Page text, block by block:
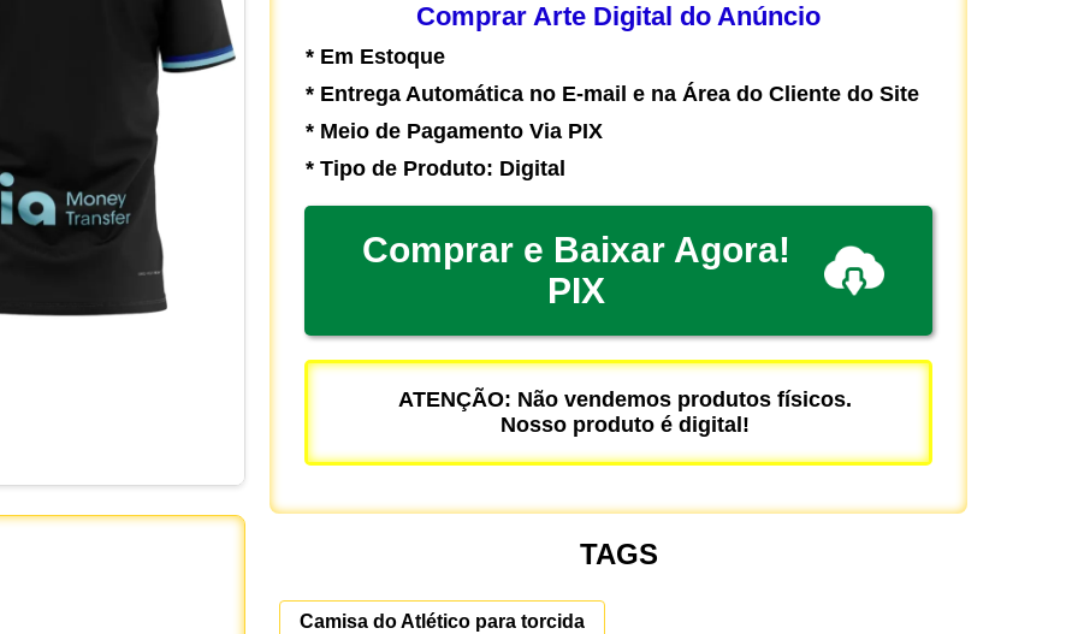
Comprar Arte Digital do Anúncio
* Em Estoque
* Entrega Automática no E-mail e na Área do Cliente do Site
* Meio de Pagamento Via PIX
* Tipo de Produto: Digital
Comprar e Baixar Agora!
PIX
ATENÇÃO: Não vendemos produtos físicos.
Nosso produto é digital!
TAGS
Camisa do Atlético para torcida